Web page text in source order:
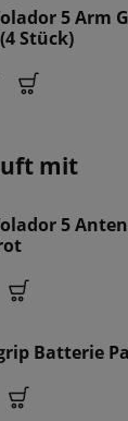
5 Arm
Stück)
mit
5
Batterie